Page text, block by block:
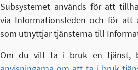
Subsystemet används för att
via Informationsleden och för att
som utnyttjar tjänsterna till
Om du vill ta i bruk en tjänst,